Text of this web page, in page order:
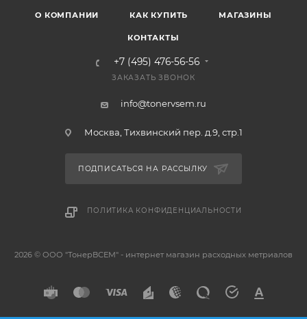
О КОМПАНИИ КАК КУПИТЬ МАГАЗИНЫ
КОНТАКТЫ
+7 (495) 476-56-56
ЗАКАЗАТЬ ЗВОНОК
info@tonervsem.ru
Москва, Тихвинский пер. д.9, стр.1
ПОДПИСАТЬСЯ НА РАССЫЛКУ
ПОЛИТИКА КОНФИДЕНЦИАЛЬНОСТИ
2026 © ООО "ТонерВСЕМ" - интернет магазин расходных метриалов